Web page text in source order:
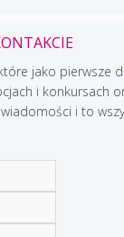
jako pierwsze
i konkursach
i to